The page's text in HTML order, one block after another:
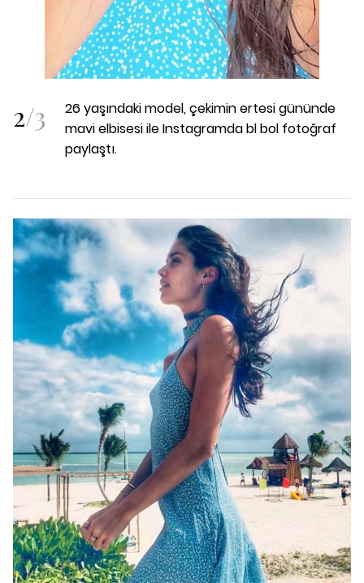
2/3
26 yaşındaki model, çekimin ertesi gününde
mavi elbisesi ile Instagramda bl bol fotoğraf
paylaştı.